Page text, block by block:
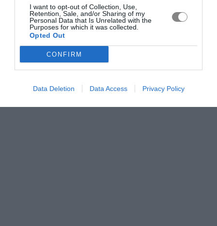
I want to opt-out of Collection, Use,
Retention, Sale, and/or Sharing of my
Personal Data that Is Unrelated with the
Purposes for which it was collected.
Opted Out
CONFIRM
Data Deletion Data Access Privacy Policy